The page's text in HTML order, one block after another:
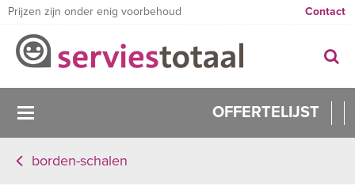
Prijzen zijn onder enig voorbehoud Contact
OFFERTELIJST
borden-schalen